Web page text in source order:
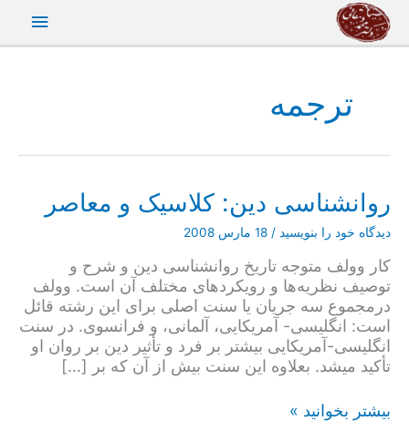
پرش
محتوا
ترجمه
روانشناسی دین: کلاسیک و معاصر
دیدگاه‌ خود را بنویسید / 18 مارس 2008
کار وولف متوجه تاریخ روانشناسی دین و شرح و
توصیف نظریه­‌ها و رویکرد­های مختلف آن است. وولف
درمجموع سه جریان یا سنت اصلی برای این رشته قائل
است: انگلیسی- آمریکایی، آلمانی، و فرانسوی. در سنت
انگلیسی-آمریکایی بیشتر بر فرد و تأثیر دین بر روان او
تأکید می­شد. بعلاوه این سنت بیش از آن که بر […]
روانشناسی
بیشتر بخوانید »